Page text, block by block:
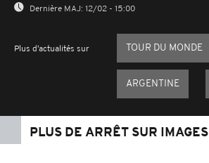
0%
Dernière MAJ: 12/02 - 15:00
Plus d'actualités sur TOUR DU MONDE
ARGENTINE
PLUS DE ARRÊT SUR IMAGES